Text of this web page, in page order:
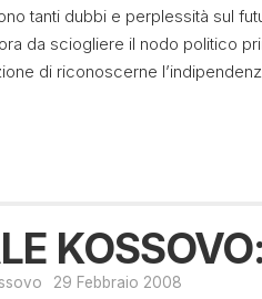
tanti dubbi e perplessità sul
da sciogliere il nodo politico
di riconoscerne
29 Febbraio 2008